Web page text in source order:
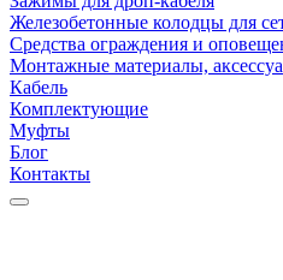
Железобетонные колодцы для
Средства ограждения и
Монтажные материалы,
Кабель
Комплектующие
Муфты
Блог
Контакты